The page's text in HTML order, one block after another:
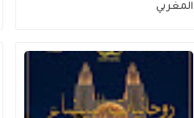
المغربي